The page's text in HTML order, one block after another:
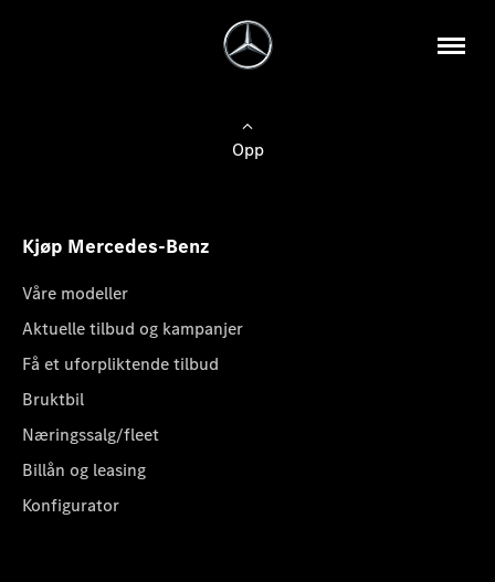
Opp
Kjøp Mercedes-Benz
Våre modeller
Aktuelle tilbud og kampanjer
Få et uforpliktende tilbud
Bruktbil
Næringssalg/fleet
Billån og leasing
Konfigurator